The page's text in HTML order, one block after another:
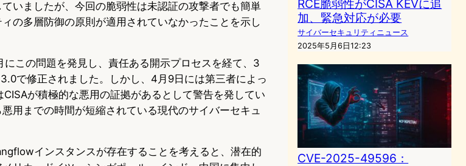
いましたが、今回の脆弱性は未認証の攻撃者でも簡単
の多層防御の原則が適用されていなかったことを示し
この問題を発見し、責任ある開示プロセスを経て、3
で修正されました。しかし、4月9日には第三者によっ
が積極的な悪用の証拠があるとして警告を発してい
用までの時間が短縮されている現代のサイバーセキュ
インスタンスが存在することを考えると、潜在的
RCE脆弱性がCISA KEVに追
加、緊急対応が必要
サイバーセキュリティニュース
2025年5月6日12:23
CVE-2025-49596：